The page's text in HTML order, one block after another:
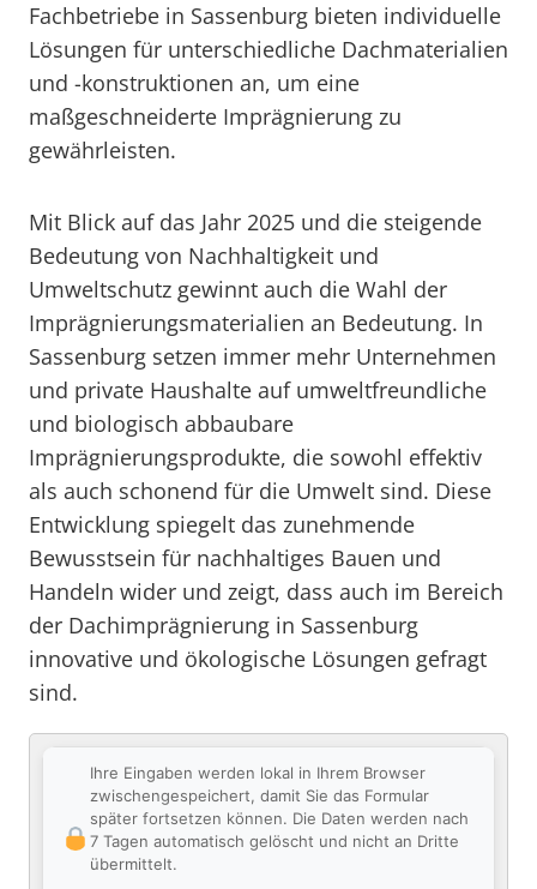
Fachbetriebe in Sassenburg bieten individuelle
Lösungen für unterschiedliche Dachmaterialien
und -konstruktionen an, um eine
maßgeschneiderte Imprägnierung zu
gewährleisten.
Mit Blick auf das Jahr 2025 und die steigende
Bedeutung von Nachhaltigkeit und
Umweltschutz gewinnt auch die Wahl der
Imprägnierungsmaterialien an Bedeutung. In
Sassenburg setzen immer mehr Unternehmen
und private Haushalte auf umweltfreundliche
und biologisch abbaubare
Imprägnierungsprodukte, die sowohl effektiv
als auch schonend für die Umwelt sind. Diese
Entwicklung spiegelt das zunehmende
Bewusstsein für nachhaltiges Bauen und
Handeln wider und zeigt, dass auch im Bereich
der Dachimprägnierung in Sassenburg
innovative und ökologische Lösungen gefragt
sind.
Ihre Eingaben werden lokal in Ihrem Browser
zwischengespeichert, damit Sie das Formular
später fortsetzen können. Die Daten werden nach
7 Tagen automatisch gelöscht und nicht an Dritte
übermittelt.